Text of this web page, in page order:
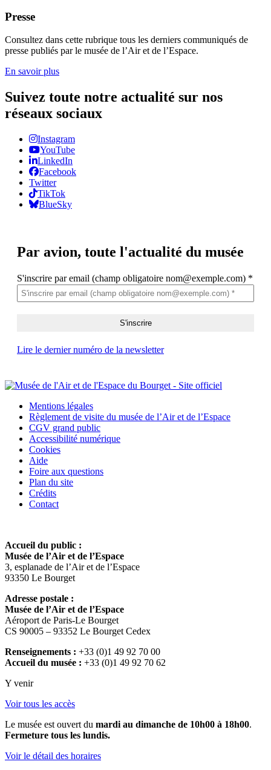
Presse
Consultez dans cette rubrique tous les derniers communiqués de
presse publiés par le musée de l’Air et de l’Espace.
En savoir plus
Suivez toute notre actualité sur nos
réseaux sociaux
Instagram
YouTube
LinkedIn
Facebook
Twitter
TikTok
BlueSky
Par avion, toute l'actualité du musée
S'inscrire par email (champ obligatoire nom@exemple.com) *
Lire le dernier numéro de la newsletter
Mentions légales
Règlement de visite du musée de l’Air et de l’Espace
CGV grand public
Accessibilité numérique
Cookies
Aide
Foire aux questions
Plan du site
Crédits
Contact
Accueil du public :
Musée de l’Air et de l’Espace
3, esplanade de l’Air et de l’Espace
93350 Le Bourget
Adresse postale :
Musée de l’Air et de l’Espace
Aéroport de Paris-Le Bourget
CS 90005 – 93352 Le Bourget Cedex
Renseignements : +33 (0)1 49 92 70 00
Accueil du musée : +33 (0)1 49 92 70 62
Y venir
Voir tous les accès
Le musée est ouvert du mardi au dimanche de 10h00 à 18h00.
Fermeture tous les lundis.
Voir le détail des horaires